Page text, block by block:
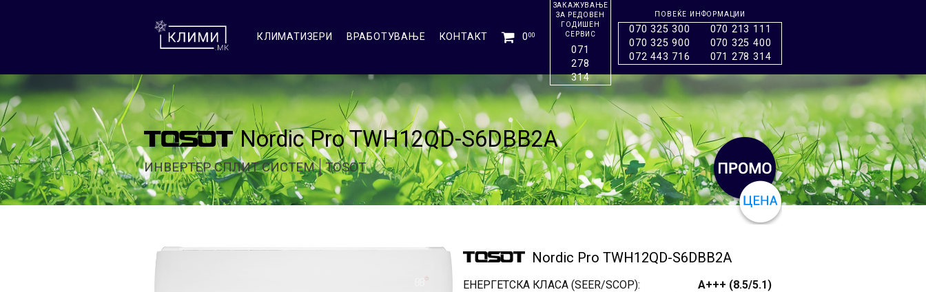
КЛИМАТИЗЕРИ ВРАБОТУВАЊЕ КОНТАКТ 000
ЗАКАЖУВАЊЕ
ЗА РЕДОВЕН
ГОДИШЕН
СЕРВИС
071
278
314
ПОВЕЌЕ ИНФОРМАЦИИ
070 325 300
070 213 111
070 325 900
070 325 400
072 443 716
071 278 314
Nordic Pro TWH12QD-S6DBB2A
ИНВЕРТЕР СПЛИТ СИСТЕМ TOSOT
Nordic Pro TWH12QD-S6DBB2A
ЕНЕРГЕТСКА КЛАСА (SEER/SCOP):
A+++ (8.5/5.1)